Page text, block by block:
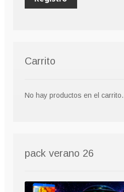
Carrito
No hay productos en el carrito.
pack verano 26